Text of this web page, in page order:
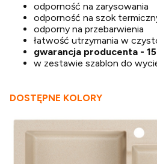
odporność na zarysowania
odporność na szok
odporny na przebarwienia
łatwość utrzymania w
gwarancja producenta -
w zestawie szablon do
DOSTĘPNE KOLORY